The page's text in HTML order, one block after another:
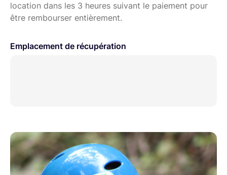
location dans les 3 heures suivant le paiement pour
être rembourser entièrement.
Emplacement de récupération